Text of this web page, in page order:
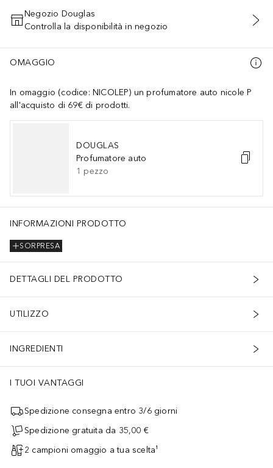
AGGIUNGI AL CARRELLO
Negozio Douglas
Controlla la disponibilità in negozio
OMAGGIO
In omaggio (codice: NICOLEP) un profumatore auto nicole P
all'acquisto di 69€ di prodotti.
DOUGLAS
Profumatore auto
1 pezzo
INFORMAZIONI PRODOTTO
SORPRESA
DETTAGLI DEL PRODOTTO
UTILIZZO
INGREDIENTI
I TUOI VANTAGGI
Spedizione consegna entro 3/6 giorni
Spedizione gratuita da 35,00 €
2 campioni omaggio a tua scelta¹